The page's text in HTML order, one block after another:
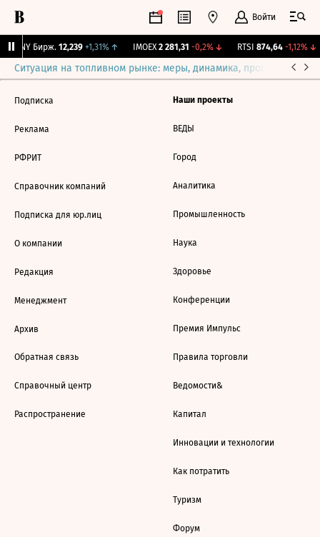
Войти
CNY Бирж. 12,239 +1,31%↑ IMOEX 2 281,31 -0,2%↓ RTSI 874,64 -1,12%↓
Ситуация на топливном рынке: меры, динамика, прогнозы
Подписка
Реклама
РФРИТ
Справочник компаний
Подписка для юр.лиц
О компании
Редакция
Менеджмент
Архив
Обратная связь
Справочный центр
Распространение
Наши проекты
ВЕДЫ
Город
Аналитика
Промышленность
Наука
Здоровье
Конференции
Премия Импульс
Правила торговли
Ведомости&
Капитал
Инновации и технологии
Как потратить
Туризм
Форум